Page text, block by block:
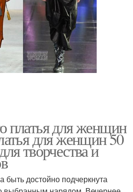
платья для женщин
для женщин 50
творчества и
быть достойно подчеркнута